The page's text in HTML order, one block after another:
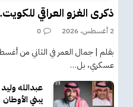
ذكرى الغزو العراقي
2 أغسطس، 2026 0
بقلم | جمال العمر في الثاني من
عسكري، بل…
عبدالله
يبني الأوطان